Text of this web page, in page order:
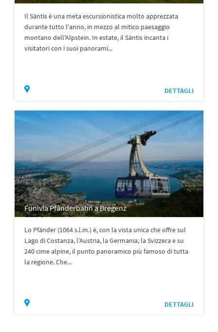
Il Säntis è una meta escursionistica molto apprezzata
durante tutto l'anno, in mezzo al mitico paesaggio
montano dell'Alpstein. In estate, il Säntis incanta i
visitatori con i suoi panorami...
DETTAGLI
Funivia Pfänderbahn a Bregenz
Lo Pfänder (1064 s.l.m.) è, con la vista unica che offre sul
Lago di Costanza, l’Austria, la Germania, la Svizzera e su
240 cime alpine, il punto panoramico più famoso di tutta
la regione. Che...
DETTAGLI